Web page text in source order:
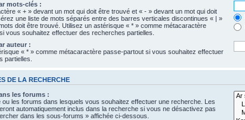
mots-clés :
« + » devant un mot qui doit être trouvé et « - » devant un mot qui doit
une liste de mots séparés entre des barres verticales discontinues « | »
doit être trouvé. Utilisez un astérisque « * » comme métacaractère
vous souhaitez effectuer des recherches partielles.
auteur :
« * » comme métacaractère passe-partout si vous souhaitez effectuer
partielles.
DE LA RECHERCHE
les forums :
ou les forums dans lesquels vous souhaitez effectuer une recherche. Les
automatiquement inclus dans la recherche si vous ne désactivez pas
dans les sous-forums » affichée ci-dessous.